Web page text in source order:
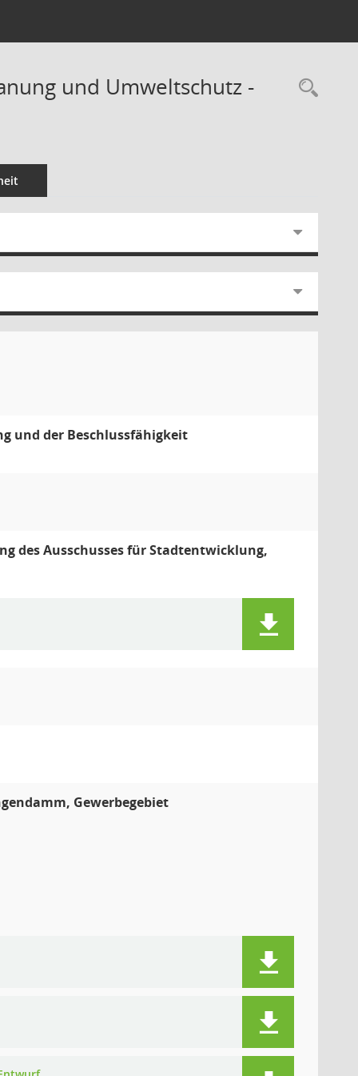
und Umweltschutz -
und der Beschlussfähigkeit
des Ausschusses für Stadtentwicklung,
Gewerbegebiet